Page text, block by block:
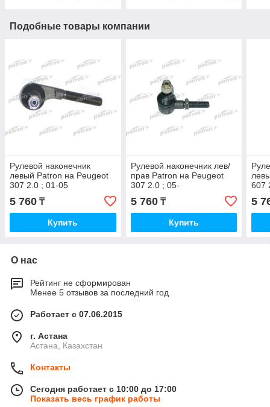
Подобные товары компании
Рулевой наконечник
левый Patron на Peugeot
307 2.0 ; 01-05
5 760 ₸
Купить
Рулевой наконечник лев/
прав Patron на Peugeot
307 2.0 ; 05-
5 760₸
Купить
607
5
О нас
Рейтинг не сформирован
Менее 5 отзывов за последний год
Работает с 07.06.2015
г. Астана
Астана, Казахстан
Контакты
Сегодня работает с 10:00 до 17:00
Показать весь график работы